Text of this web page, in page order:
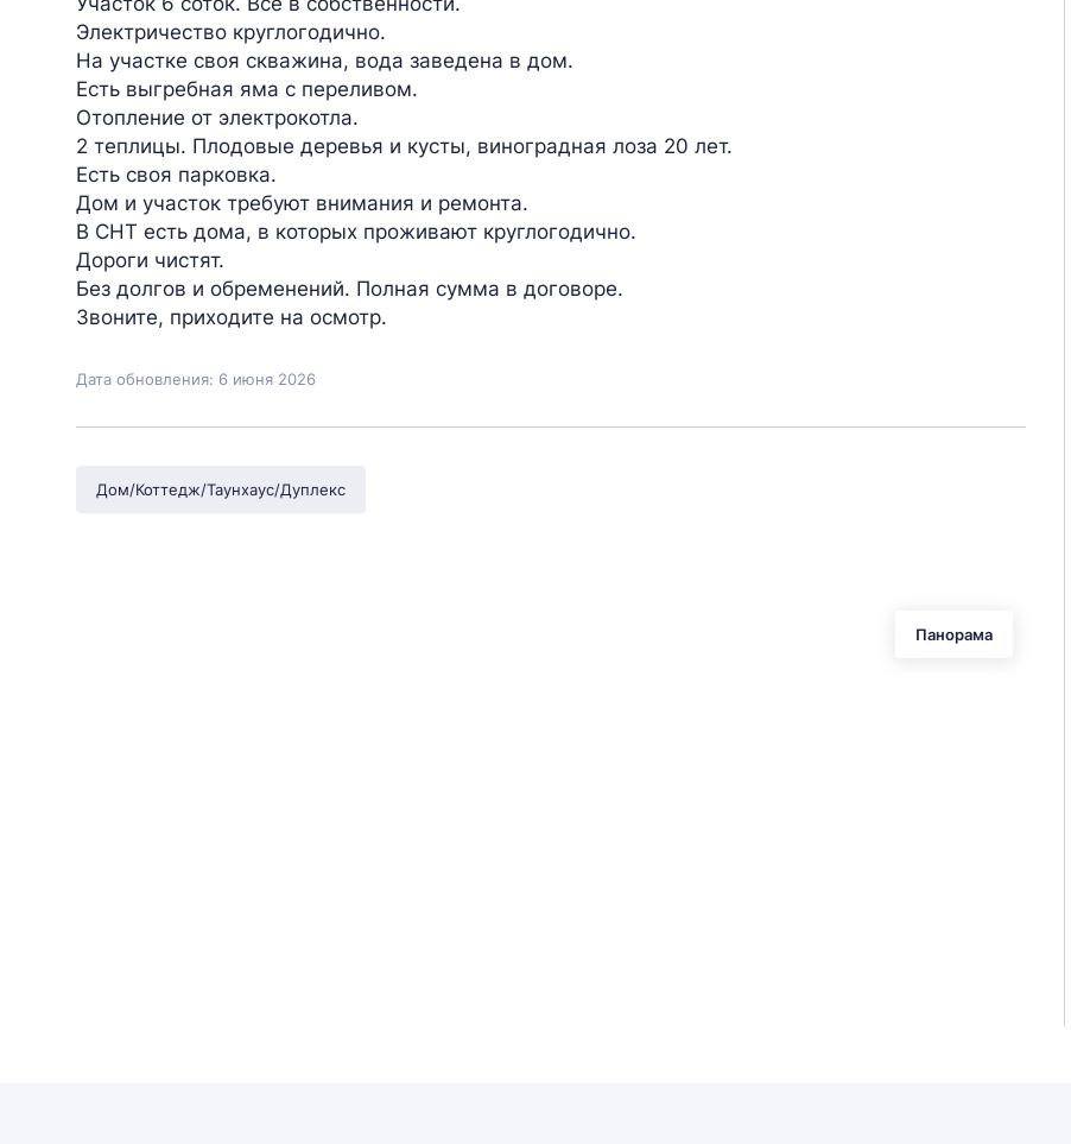
Электричество круглогодично.
На участке своя скважина, вода заведена в дом.
Есть выгребная яма с переливом.
Отопление от электрокотла.
2 теплицы. Плодовые деревья и кусты, виноградная лоза 20 лет.
Есть своя парковка.
Дом и участок требуют внимания и ремонта.
В СНТ есть дома, в которых проживают круглогодично.
Дороги чистят.
Без долгов и обременений. Полная сумма в договоре.
Звоните, приходите на осмотр.
Дата обновления: 6 июня 2026
Дом/Коттедж/Таунхаус/Дуплекс
Панорама